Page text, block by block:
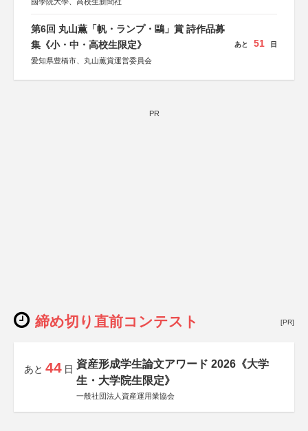
第6回 丸山薫「帆・ランプ・鷗」賞 詩作品募
集《小・中・高校生限定》
愛知県豊橋市、丸山薫賞運営委員会
あと 51 日
PR
締め切り直前コンテスト [PR]
あと 44 日 資産形成学生論文アワード 2026《大学
生・大学院生限定》
一般社団法人資産運用業協会